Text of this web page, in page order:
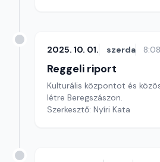
2025. 10. 01. szerda 8:08
Reggeli riport
Kulturális központot és
létre Beregszászon.
Szerkesztő: Nyíri Kata